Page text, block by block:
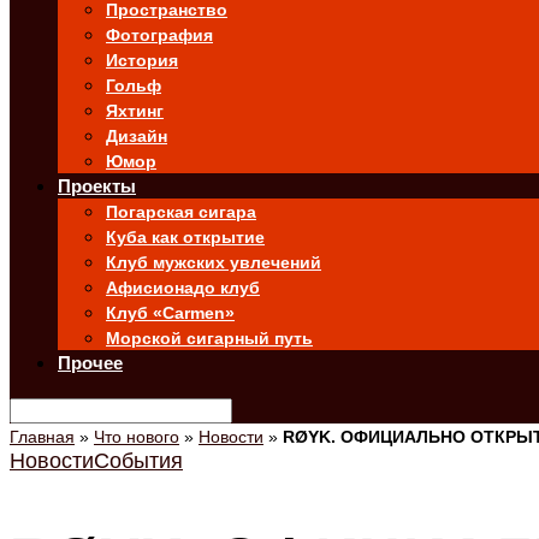
Пространство
Фотография
История
Гольф
Яхтинг
Дизайн
Юмор
Проекты
Погарская сигара
Куба как открытие
Клуб мужских увлечений
Афисионадо клуб
Клуб «Carmen»
Морской сигарный путь
Прочее
Главная » Что нового » Новости » RØYK. ОФИЦИАЛЬНО
НовостиСобытия